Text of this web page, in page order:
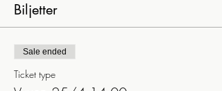
Biljetter
Sale ended
Ticket type